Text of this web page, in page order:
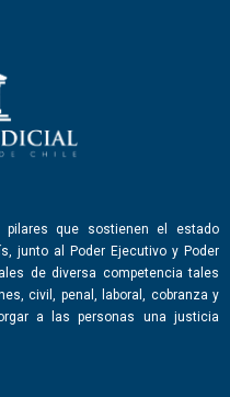
que sostienen el estado
junto al Poder Ejecutivo y Poder
de diversa competencia tales
civil, penal, laboral, cobranza y
a las personas una justicia